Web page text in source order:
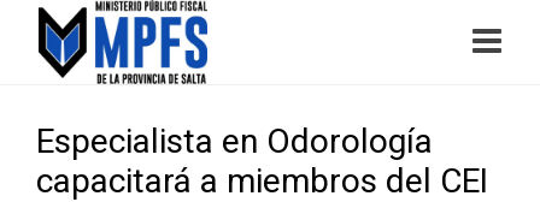
Especialista en Odorología
capacitará a miembros del CEI